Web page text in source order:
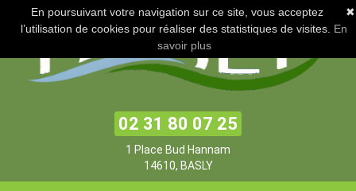
02 31 80 07 25
1 Place Bud Hannam
14610, BASLY
✖
En poursuivant votre navigation sur ce site, vous acceptez
l’utilisation de cookies pour réaliser des statistiques de visites. En
savoir plus